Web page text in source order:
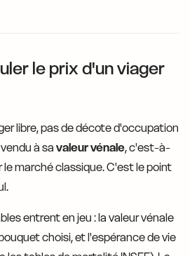
le prix d'un viager
libre, pas de décote d'occupation
à sa valeur vénale, c'est-à-
le marché classique. C'est le point
entrent en jeu : la valeur vénale
choisi, et l'espérance de vie